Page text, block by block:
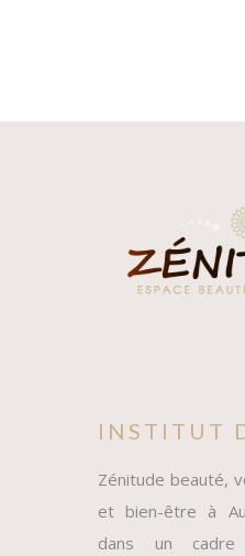
INSTITUT
Zénitude beauté,
et bien-être à
dans un